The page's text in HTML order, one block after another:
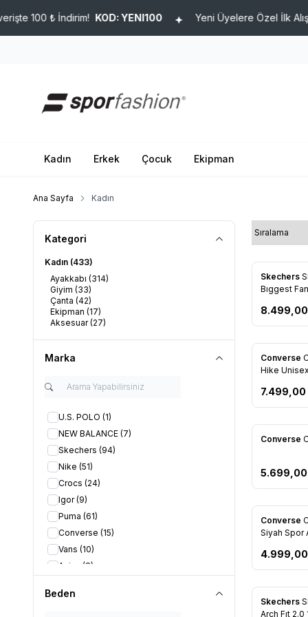
₺ İndirim! KOD: YENI100 Yeni Üyelere Özel İlk Alışverişte
Kadın Erkek Çocuk Ekipman
Ana Sayfa Kadın
Kategori
Kadın (433)
Ayakkabı (314)
Giyim (33)
Çanta (42)
Ekipman (17)
Aksesuar(27)
Marka
U.S. POLO (1)
NEW BALANCE (7)
Skechers (94)
Nike (51)
Crocs (24)
Igor(9)
Puma (61)
Converse (15)
Vans (10)
Asics (8)
Lumberjack
Beden
Skechers
Bıggest
8.499,00
Yeni
Converse
Hike
7.499,00
Converse
5.699,00
Converse
Siyah Spor
4.999,00
Skechers
Arch Fıt